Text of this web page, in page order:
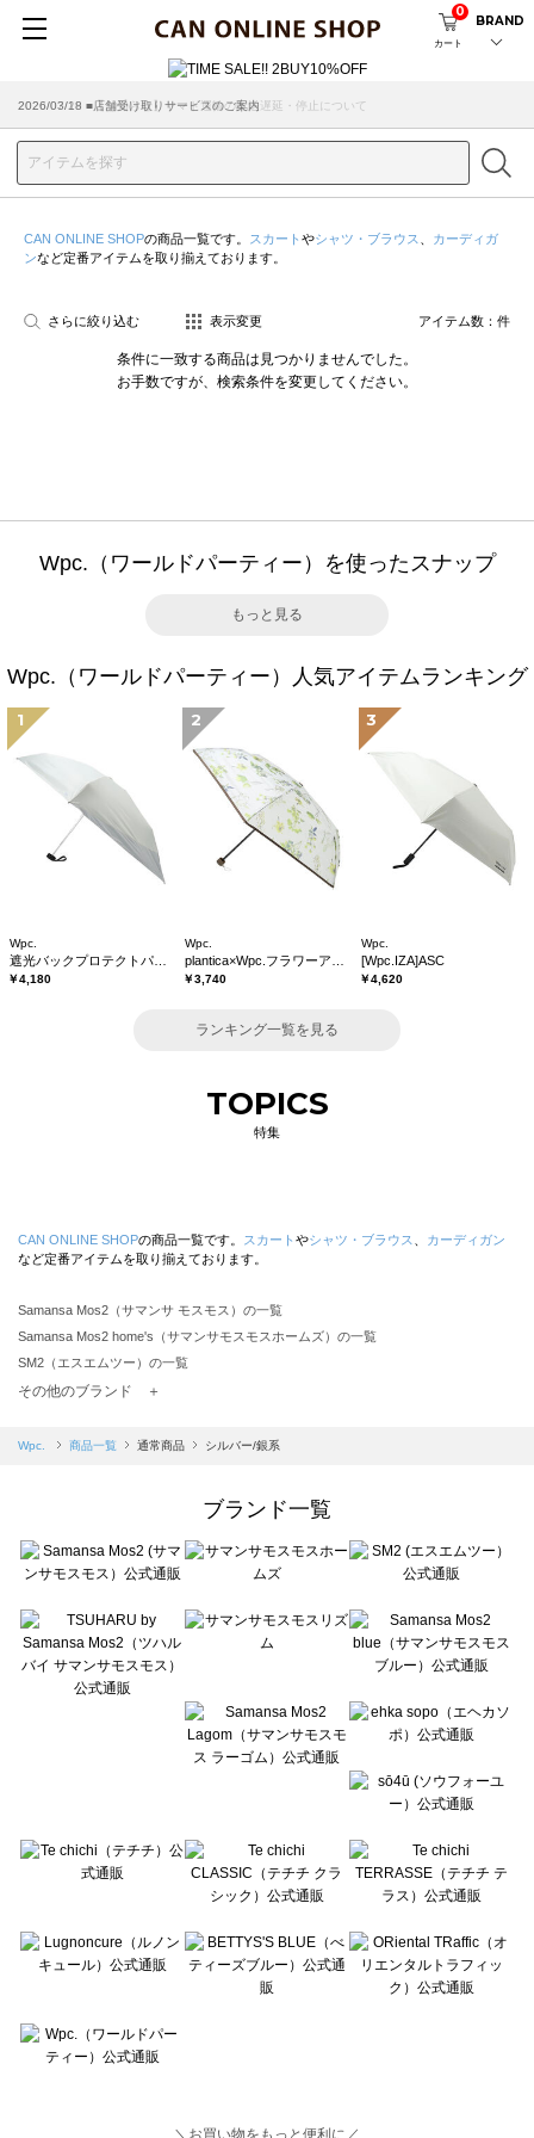
カート
0
BRAND
2026/07/29 ■【お知らせ】ヤマト運輸の配送遅延・停止について
2026/03/18 ■店舗受け取りサービスのご案内
CAN ONLINE SHOPの商品一覧です。 スカート やシャツ・ブラウス
カーディガ
ンなど定番アイテムを取り揃えております。
さらに絞り込む 表示変更 アイテム数： 件
条件に一致する商品は見つかりませんでした。
お手数ですが、検索条件を変更してください。
Wpc.（ワールドパーティー）を使ったスナップ
もっと見る
Wpc.（ワールドパーティー）人気アイテムランキング
1
Wpc.
￥4,180
2
Wpc.
￥3,740
3
Wpc.
[Wpc.IZA]ASC
￥4,620
ランキング一覧を見る
TOPICS
特集
CAN ONLINE SHOPの商品一覧です。 スカート やシャツ・ブラウス
カーディガン
など定番アイテムを取り揃えております。
Samansa Mos2（サマンサ モスモス）の一覧
Samansa Mos2 home's（サマンサモスモスホームズ）の一覧
SM2（エスエムツー）の一覧
TSUHARU by Samansa Mos2（ツハルバイサマンサモスモス）の一覧
Samansa Mos2 blue（サマンサモスモス ブルー）の一覧
Te chichi（テチチ）の一覧
Te chichi CLASSIC（テチチ クラシック）の一覧
Lugnoncure（ルノンキュール）の一覧
BETTY'S BLUE（べティーズブルー）の一覧
Wpc.（ワールドパーティー）の一覧
その他のブランド ＋
Wpc. 商品一覧 通常商品 シルバー/銀系
ブランド一覧
＼お買い物をもっと便利に／